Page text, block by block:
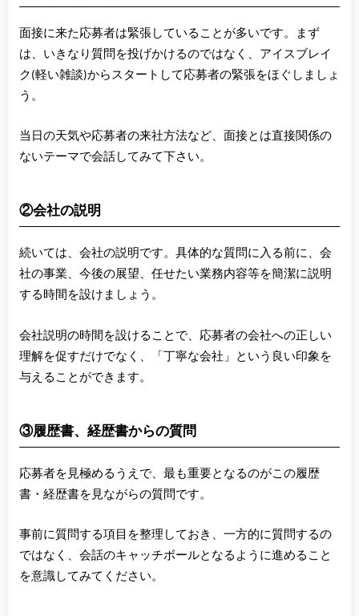
面接に来た応募者は緊張していることが多いです。まず
は、いきなり質問を投げかけるのではなく、アイスブレイ
ク(軽い雑談)からスタートして応募者の緊張をほぐしましょ
う。
当日の天気や応募者の来社方法など、面接とは直接関係の
ないテーマで会話してみて下さい。
②会社の説明
続いては、会社の説明です。具体的な質問に入る前に、会
社の事業、今後の展望、任せたい業務内容等を簡潔に説明
する時間を設けましょう。
会社説明の時間を設けることで、応募者の会社への正しい
理解を促すだけでなく、「丁寧な会社」という良い印象を
与えることができます。
③履歴書、経歴書からの質問
応募者を見極めるうえで、最も重要となるのがこの履歴
書・経歴書を見ながらの質問です。
事前に質問する項目を整理しておき、一方的に質問するの
ではなく、会話のキャッチボールとなるように進めること
を意識してみてください。